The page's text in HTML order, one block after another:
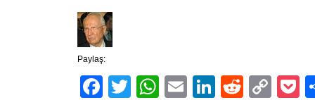
Paylaş:
Facebook
TwitterWhatsApp
EmailLinkedIn
Reddit